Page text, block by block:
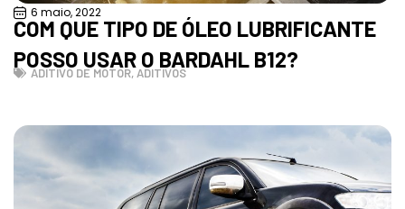
6 maio, 2022
COM QUE TIPO DE ÓLEO LUBRIFICANTE
POSSO USAR O BARDAHL B12?
ADITIVO DE MOTOR, ADITIVOS